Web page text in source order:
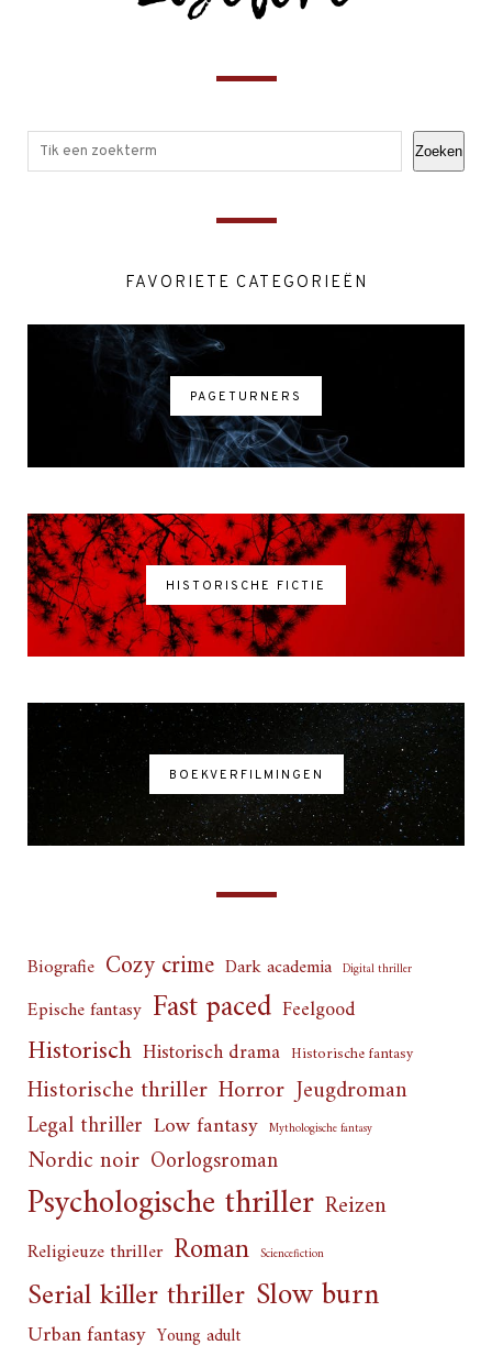
Zoeken
FAVORIETE CATEGORIEËN
PAGETURNERS
HISTORISCHE FICTIE
BOEKVERFILMINGEN
Biografie Cozy crime Dark academia Digital thriller
Epische fantasy Fast paced Feelgood
Historisch Historisch drama Historische fantasy
Historische thriller Horror Jeugdroman
Legal thriller Low fantasy Mythologische fantasy
Nordic noir Oorlogsroman
Psychologische thriller Reizen
Religieuze thriller Roman Sciencefiction
Serial killer thriller Slow burn
Urban fantasy Young adult